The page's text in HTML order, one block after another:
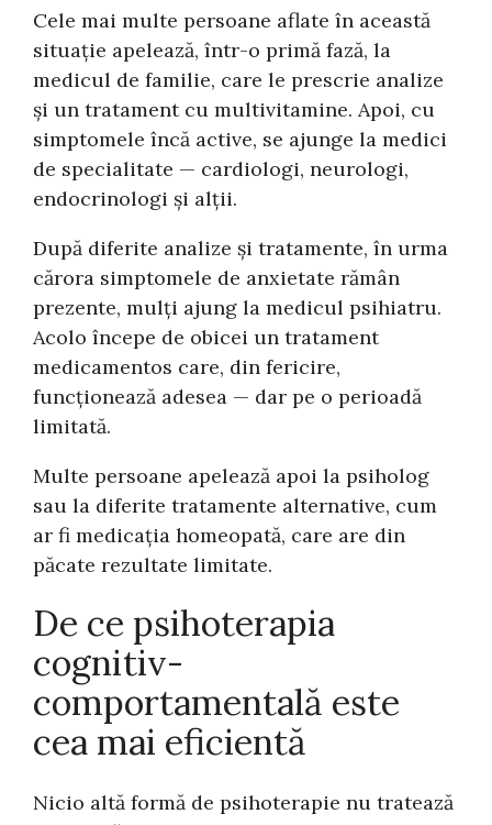
Cele mai multe persoane aflate în această
situație apelează, într-o primă fază, la
medicul de familie, care le prescrie analize
și un tratament cu multivitamine. Apoi, cu
simptomele încă active, se ajunge la medici
de specialitate — cardiologi, neurologi,
endocrinologi și alții.
După diferite analize și tratamente, în urma
cărora simptomele de anxietate rămân
prezente, mulți ajung la medicul psihiatru.
Acolo începe de obicei un tratament
medicamentos care, din fericire,
funcționează adesea — dar pe o perioadă
limitată.
Multe persoane apelează apoi la psiholog
sau la diferite tratamente alternative, cum
ar fi medicația homeopată, care are din
păcate rezultate limitate.
De ce psihoterapia
cognitiv-
comportamentală este
cea mai eficientă
Nicio altă formă de psihoterapie nu tratează